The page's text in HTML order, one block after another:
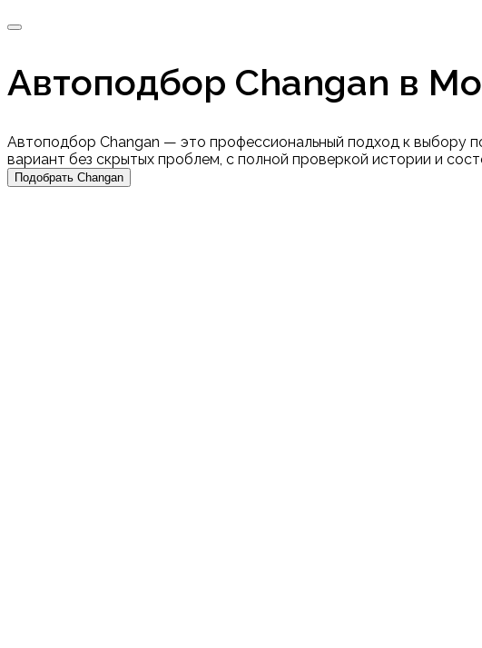
Автоподбор Changan в
Автоподбор Changan — это профессиональный подход к выбору
вариант без скрытых проблем, с полной проверкой истории и
Подобрать Changan